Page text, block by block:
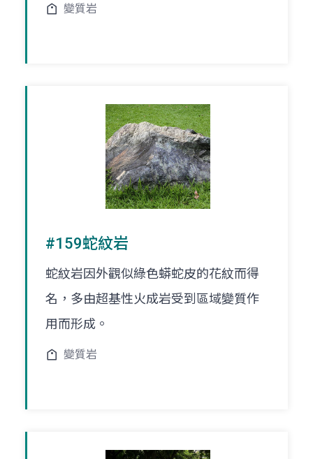
變質岩
#159蛇紋岩
蛇紋岩因外觀似綠色蟒蛇皮的花紋而得
名，多由超基性火成岩受到區域變質作
用而形成。
變質岩